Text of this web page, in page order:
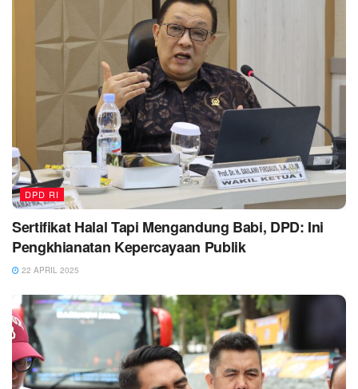
DPD RI
Sertifikat Halal Tapi Mengandung Babi, DPD: Ini
Pengkhianatan Kepercayaan Publik
22 APRIL 2025